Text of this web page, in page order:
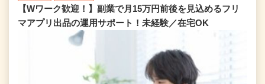
【Wワーク歓迎！】副業で月15万円前後を見込めるフリ
マアプリ出品の運用サポート！未経験／在宅OK